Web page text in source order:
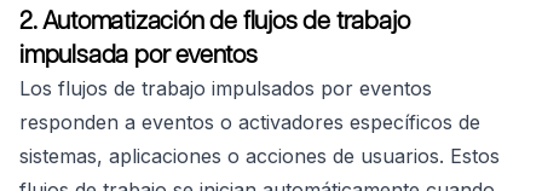
2. Automatización de flujos de trabajo
impulsada por eventos
Los flujos de trabajo impulsados por eventos
responden a eventos o activadores específicos de
sistemas, aplicaciones o acciones de usuarios. Estos